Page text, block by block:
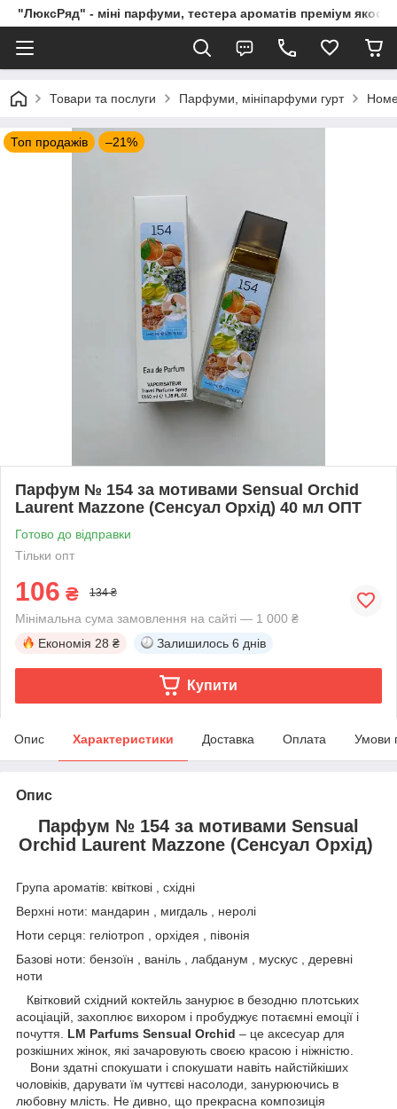
"ЛюксРяд" - міні парфуми, тестера ароматів преміум
Товари та послуги Парфуми, мініпарфуми гурт
Топ продажів –21%
Парфум № 154 за мотивами Sensual Orchid
Laurent Mazzone (Сенсуал Орхід) 40 мл ОПТ
Готово до відправки
Тільки опт
106 ₴ 134 ₴
Мінімальна сума замовлення на сайті — 1 000 ₴
Економія 28 ₴ Залишилось 6 днів
Купити
Опис Характеристики Доставка Оплата Умови
Опис
Парфум № 154 за мотивами Sensual
Orchid Laurent Mazzone (Сенсуал Орхід)
Група ароматів: квіткові , східні
Верхні ноти: мандарин , мигдаль , неролі
Ноти серця: геліотроп , орхідея , півонія
Базові ноти: бензоїн , ваніль , лабданум , мускус , деревні
ноти
Квітковий східний коктейль занурює в безодню плотських
асоціацій, захоплює вихором і пробуджує потаємні емоції і
почуття. LM Parfums Sensual Orchid – це аксесуар для
розкішних жінок, які зачаровують своєю красою і ніжністю.
Вони здатні спокушати і спокушати навіть найстійкіших
чоловіків, дарувати їм чуттєві насолоди, занурюючись в
любовну млість. Не дивно, що прекрасна композиція